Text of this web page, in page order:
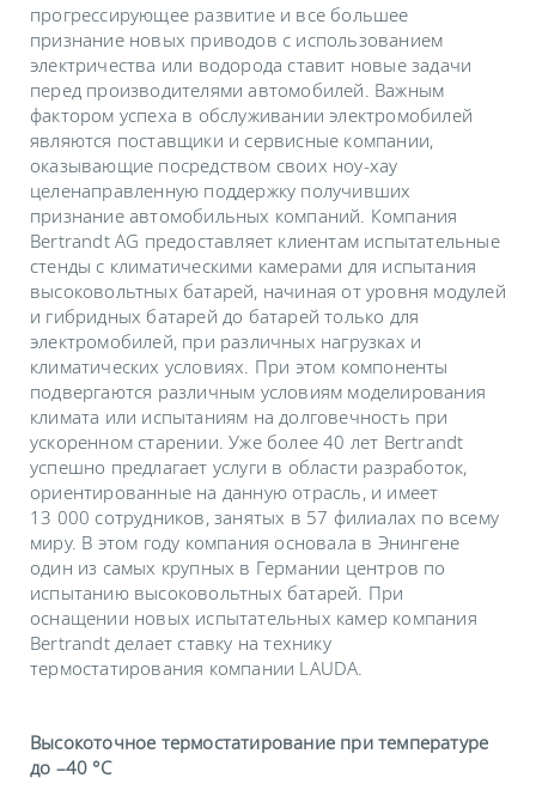
прогрессирующее развитие и все большее
признание новых приводов с использованием
электричества или водорода ставит новые задачи
перед производителями автомобилей. Важным
фактором успеха в обслуживании электромобилей
являются поставщики и сервисные компании,
оказывающие посредством своих ноу-хау
целенаправленную поддержку получивших
признание автомобильных компаний. Компания
Bertrandt AG предоставляет клиентам испытательные
стенды с климатическими камерами для испытания
высоковольтных батарей, начиная от уровня модулей
и гибридных батарей до батарей только для
электромобилей, при различных нагрузках и
климатических условиях. При этом компоненты
подвергаются различным условиям моделирования
климата или испытаниям на долговечность при
ускоренном старении. Уже более 40 лет Bertrandt
успешно предлагает услуги в области разработок,
ориентированные на данную отрасль, и имеет
13 000 сотрудников, занятых в 57 филиалах по всему
миру. В этом году компания основала в Энингене
один из самых крупных в Германии центров по
испытанию высоковольтных батарей. При
оснащении новых испытательных камер компания
Bertrandt делает ставку на технику
термостатирования компании LAUDA.
Высокоточное термостатирование при температуре
до –40 °C